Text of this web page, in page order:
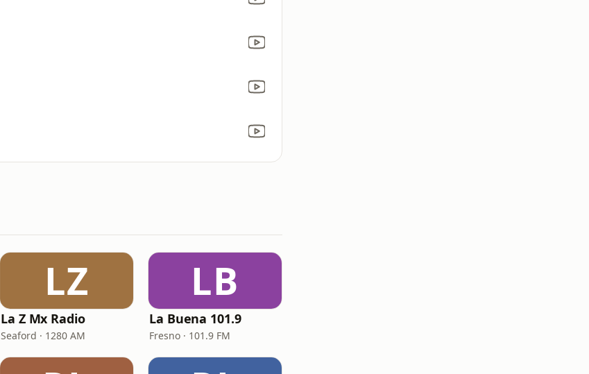
LZ
La Z Mx Radio
Seaford · 1280 AM
LB
La Buena 101.9
Fresno · 101.9 FM